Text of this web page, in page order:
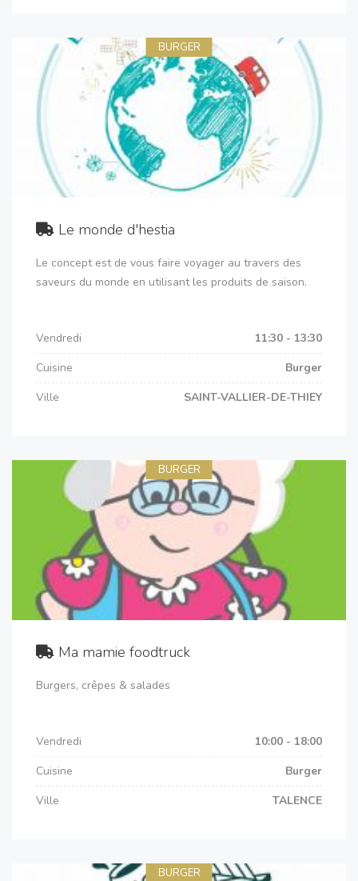
BURGER
Le monde d'hestia
Le concept est de vous faire voyager au travers des
saveurs du monde en utilisant les produits de saison.
Vendredi
11:30 - 13:30
Cuisine
Burger
Ville
SAINT-VALLIER-DE-THIEY
BURGER
Ma mamie foodtruck
Burgers, crêpes & salades
Vendredi
10:00 - 18:00
Cuisine
Burger
Ville
TALENCE
BURGER